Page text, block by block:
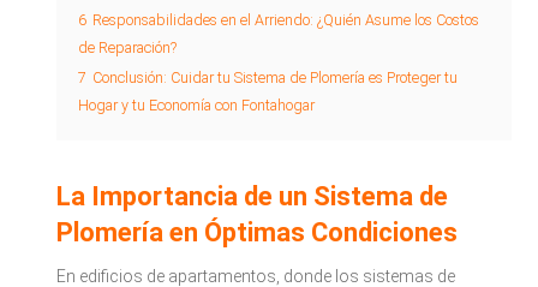
6 Responsabilidades en el Arriendo: ¿Quién Asume los Costos
de Reparación?
7 Conclusión: Cuidar tu Sistema de Plomería es Proteger tu
Hogar y tu Economía con Fontahogar
La Importancia de un Sistema de
Plomería en Óptimas Condiciones
En edificios de apartamentos, donde los sistemas de